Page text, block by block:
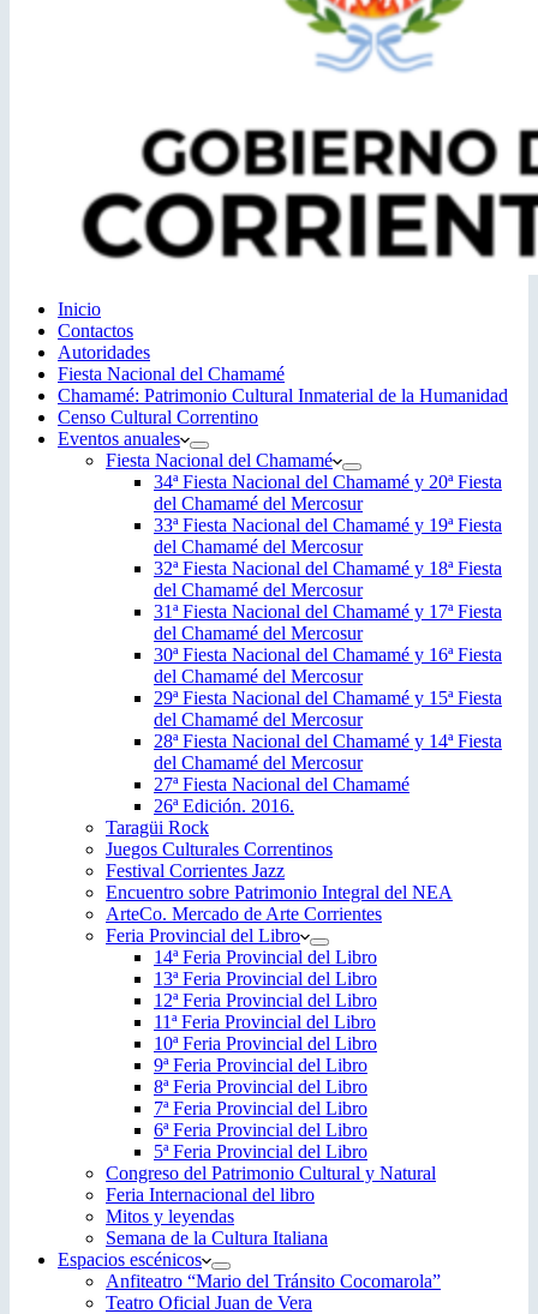
Inicio
Contactos
Autoridades
Fiesta Nacional del Chamamé
Chamamé: Patrimonio Cultural Inmaterial de la Humanidad
Censo Cultural Correntino
Eventos anuales
Fiesta Nacional del Chamamé
34ª Fiesta Nacional del Chamamé y 20ª Fiesta
del Chamamé del Mercosur
33ª Fiesta Nacional del Chamamé y 19ª Fiesta
del Chamamé del Mercosur
32ª Fiesta Nacional del Chamamé y 18ª Fiesta
del Chamamé del Mercosur
31ª Fiesta Nacional del Chamamé y 17ª Fiesta
del Chamamé del Mercosur
30ª Fiesta Nacional del Chamamé y 16ª Fiesta
del Chamamé del Mercosur
29ª Fiesta Nacional del Chamamé y 15ª Fiesta
del Chamamé del Mercosur
28ª Fiesta Nacional del Chamamé y 14ª Fiesta
del Chamamé del Mercosur
27ª Fiesta Nacional del Chamamé
26ª Edición. 2016.
Taragüi Rock
Juegos Culturales Correntinos
Festival Corrientes Jazz
Encuentro sobre Patrimonio Integral del NEA
ArteCo. Mercado de Arte Corrientes
Feria Provincial del Libro
14ª Feria Provincial del Libro
13ª Feria Provincial del Libro
12ª Feria Provincial del Libro
11ª Feria Provincial del Libro
10ª Feria Provincial del Libro
9ª Feria Provincial del Libro
8ª Feria Provincial del Libro
7ª Feria Provincial del Libro
6ª Feria Provincial del Libro
5ª Feria Provincial del Libro
Congreso del Patrimonio Cultural y Natural
Feria Internacional del libro
Mitos y leyendas
Semana de la Cultura Italiana
Espacios escénicos
Anfiteatro “Mario del Tránsito Cocomarola”
Teatro Oficial Juan de Vera